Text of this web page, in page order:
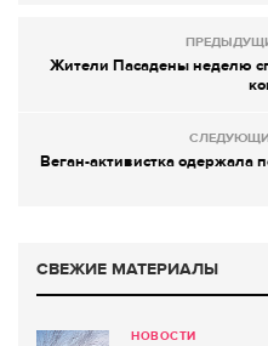
Жители Пасадены неделю
Веган-активистка одержала
СВЕЖИЕ МАТЕРИАЛЫ
НОВОСТИ